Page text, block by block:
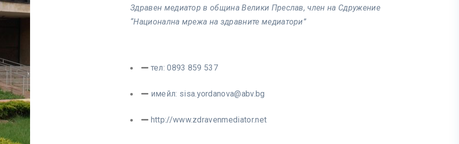
Здравен медиатор в община Велики Преслав, член на Сдружение
“Национална мрежа на здравните медиатори”
тел: 0893 859 537
имейл: sisa.yordanova@abv.bg
http://www.zdravenmediator.net